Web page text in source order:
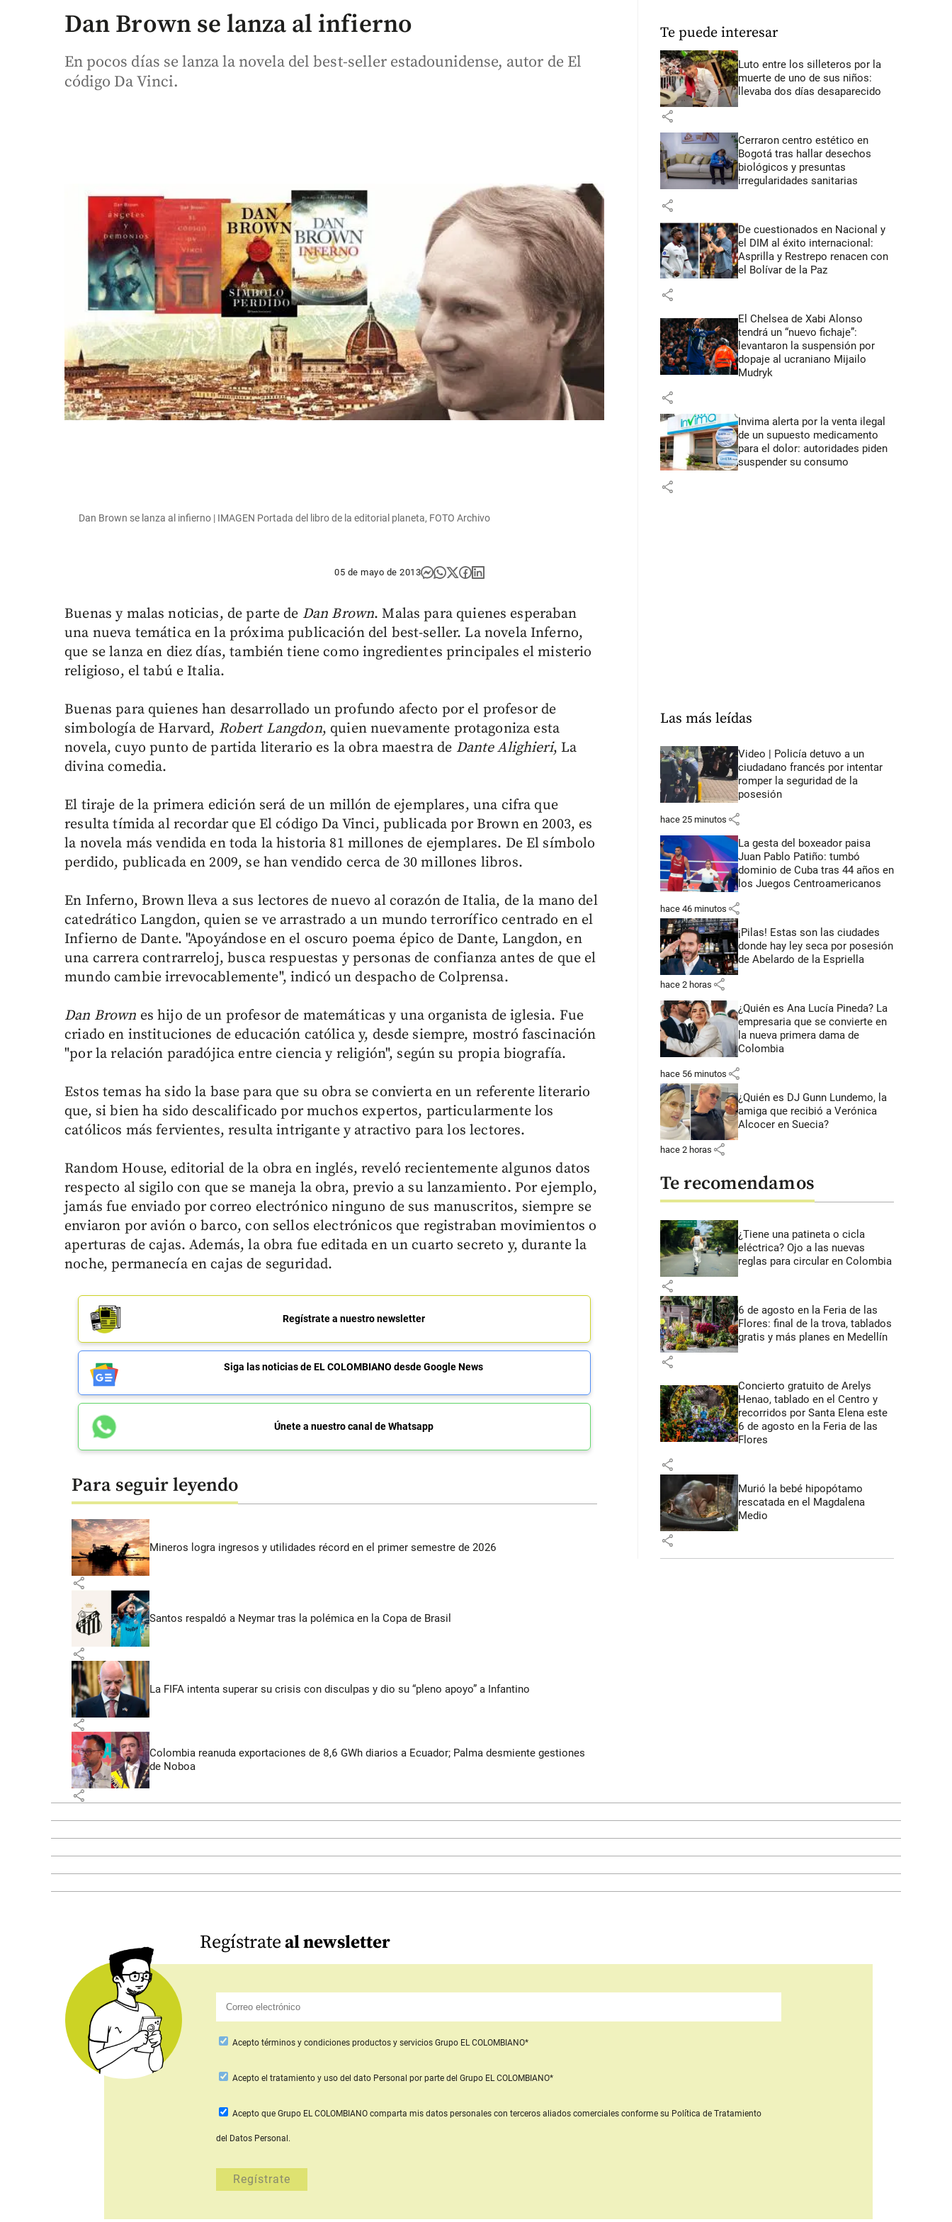
Dan Brown se lanza al infierno
En pocos días se lanza la novela del best-seller estadounidense, autor de El
código Da Vinci.
Dan Brown se lanza al infierno | IMAGEN Portada del libro de la editorial planeta, FOTO Archivo
05 de mayo de 2013
Buenas y malas noticias, de parte de Dan Brown. Malas para quienes esperaban
una nueva temática en la próxima publicación del best-seller. La novela Inferno,
que se lanza en diez días, también tiene como ingredientes principales el misterio
religioso, el tabú e Italia.
Buenas para quienes han desarrollado un profundo afecto por el profesor de
simbología de Harvard, Robert Langdon, quien nuevamente protagoniza esta
novela, cuyo punto de partida literario es la obra maestra de Dante Alighieri, La
divina comedia.
El tiraje de la primera edición será de un millón de ejemplares, una cifra que
resulta tímida al recordar que El código Da Vinci, publicada por Brown en 2003, es
la novela más vendida en toda la historia 81 millones de ejemplares. De El símbolo
perdido, publicada en 2009, se han vendido cerca de 30 millones libros.
En Inferno, Brown lleva a sus lectores de nuevo al corazón de Italia, de la mano del
catedrático Langdon, quien se ve arrastrado a un mundo terrorífico centrado en el
Infierno de Dante. "Apoyándose en el oscuro poema épico de Dante, Langdon, en
una carrera contrarreloj, busca respuestas y personas de confianza antes de que el
mundo cambie irrevocablemente", indicó un despacho de Colprensa.
Dan Brown es hijo de un profesor de matemáticas y una organista de iglesia. Fue
criado en instituciones de educación católica y, desde siempre, mostró fascinación
"por la relación paradójica entre ciencia y religión", según su propia biografía.
Estos temas ha sido la base para que su obra se convierta en un referente literario
que, si bien ha sido descalificado por muchos expertos, particularmente los
católicos más fervientes, resulta intrigante y atractivo para los lectores.
Random House, editorial de la obra en inglés, reveló recientemente algunos datos
respecto al sigilo con que se maneja la obra, previo a su lanzamiento. Por ejemplo,
jamás fue enviado por correo electrónico ninguno de sus manuscritos, siempre se
enviaron por avión o barco, con sellos electrónicos que registraban movimientos o
aperturas de cajas. Además, la obra fue editada en un cuarto secreto y, durante la
noche, permanecía en cajas de seguridad.
Regístrate a nuestro newsletter
Siga las noticias de EL COLOMBIANO desde Google News
Únete a nuestro canal de Whatsapp
Para seguir leyendo
Mineros logra ingresos y utilidades récord en el primer semestre de 2026
share
Santos respaldó a Neymar tras la polémica en la Copa de Brasil
share
La FIFA intenta superar su crisis con disculpas y dio su “pleno apoyo” a Infantino
share
Colombia reanuda exportaciones de 8,6 GWh diarios a Ecuador; Palma desmiente gestiones
de Noboa
share
Te puede interesar
Luto entre los silleteros por la
muerte de uno de sus niños:
llevaba dos días desaparecido
share
Cerraron centro estético en
Bogotá tras hallar desechos
biológicos y presuntas
irregularidades sanitarias
share
De cuestionados en Nacional y
el DIM al éxito internacional:
Asprilla y Restrepo renacen con
el Bolívar de la Paz
share
El Chelsea de Xabi Alonso
tendrá un “nuevo fichaje”:
levantaron la suspensión por
dopaje al ucraniano Mijailo
Mudryk
share
Invima alerta por la venta ilegal
de un supuesto medicamento
para el dolor: autoridades piden
suspender su consumo
share
Las más leídas
Video | Policía detuvo a un
ciudadano francés por intentar
romper la seguridad de la
posesión
hace 25 minutos share
La gesta del boxeador paisa
Juan Pablo Patiño: tumbó
dominio de Cuba tras 44 años en
los Juegos Centroamericanos
hace 46 minutos share
¡Pilas! Estas son las ciudades
donde hay ley seca por posesión
de Abelardo de la Espriella
hace 2 horas share
¿Quién es Ana Lucía Pineda? La
empresaria que se convierte en
la nueva primera dama de
Colombia
hace 56 minutos share
¿Quién es DJ Gunn Lundemo, la
amiga que recibió a Verónica
Alcocer en Suecia?
hace 2 horas share
Te recomendamos
¿Tiene una patineta o cicla
eléctrica? Ojo a las nuevas
reglas para circular en Colombia
share
6 de agosto en la Feria de las
Flores: final de la trova, tablados
gratis y más planes en Medellín
share
Concierto gratuito de Arelys
Henao, tablado en el Centro y
recorridos por Santa Elena este
6 de agosto en la Feria de las
Flores
share
Murió la bebé hipopótamo
rescatada en el Magdalena
Medio
share
Regístrateal newsletter
Acepto términos y condiciones productos y servicios Grupo EL COLOMBIANO*
Aceptoel tratamiento y uso del dato Personal por parte del Grupo EL COLOMBIANO*
Acepto que Grupo EL COLOMBIANO comparta mis datos personales con terceros aliados comercialesconforme su Política de Tratamiento
del Datos Personal.